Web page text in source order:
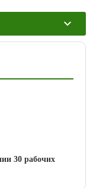
30 рабочих